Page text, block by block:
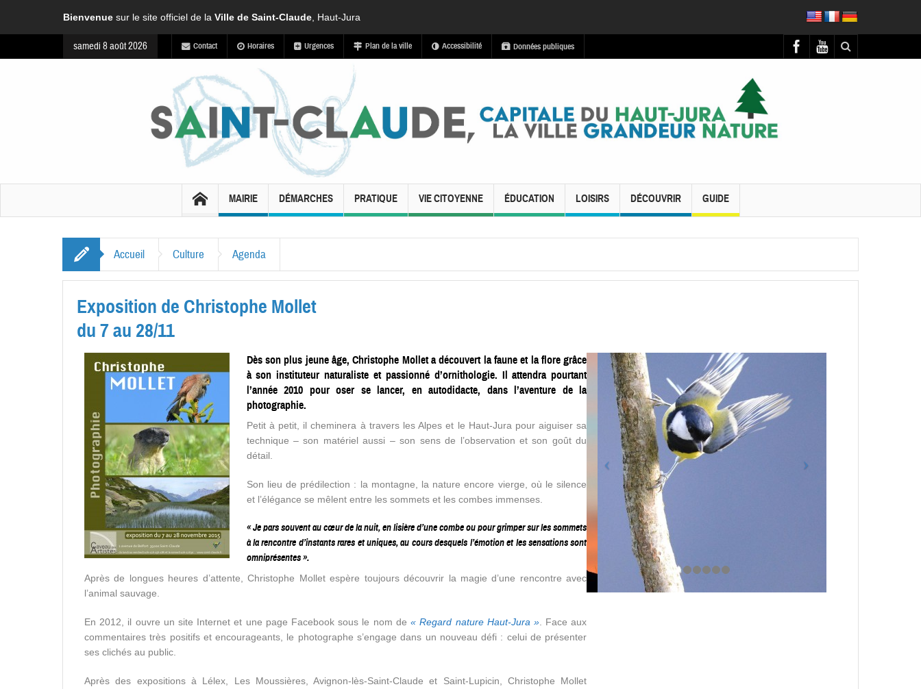
Bienvenue sur le site officiel de la Ville de Saint-Claude , Haut-Jura
samedi 8 août 2026 Contact Horaires Urgences Plan de la ville Accessibilité Données publiques
MAIRIE DÉMARCHES PRATIQUE VIE CITOYENNE ÉDUCATION LOISIRS DÉCOUVRIR GUIDE
Accueil Culture Agenda
Exposition de Christophe Mollet
du 7 au 28/11
Dès son plus jeune âge, Christophe Mollet a découvert la faune et la flore grâce
à son instituteur naturaliste et passionné d’ornithologie. Il attendra pourtant
l’année 2010 pour oser se lancer, en autodidacte, dans l’aventure de la
photographie.
Petit à petit, il cheminera à travers les Alpes et le Haut-Jura pour aiguiser sa
technique – son matériel aussi – son sens de l’observation et son goût du
détail.
Son lieu de prédilection : la montagne, la nature encore vierge, où le silence
et l’élégance se mêlent entre les sommets et les combes immenses.
« Je pars souvent au cœur de la nuit, en lisière d’une combe ou pour grimper sur les sommets
à la rencontre d’instants rares et uniques, au cours desquels l’émotion et les sensations sont
omniprésentes ».
Après de longues heures d’attente, Christophe Mollet espère toujours découvrir la magie d’une rencontre avec
l’animal sauvage.
En 2012, il ouvre un site Internet et une page Facebook sous le nom de« Regard nature Haut-Jura ». Face aux
commentaires très positifs et encourageants, le photographe s’engage dans un nouveau défi : celui de présenter
ses clichés au public.
Après des expositions à Lélex, Les Moussières, Avignon-lès-Saint-Claude et Saint-Lupicin, Christophe Mollet